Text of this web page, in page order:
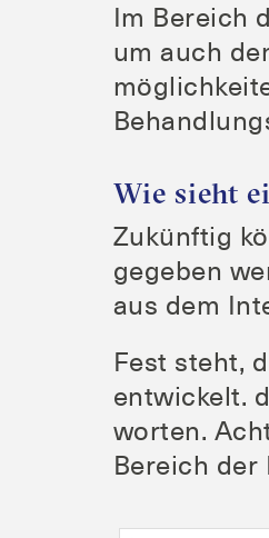
Im Bereich
um auch
Wie sieht
Zukünf­tig
ge­ge­ben
aus dem
Fest steht,
ent­wi­ckelt.
wor­ten.
Bereich